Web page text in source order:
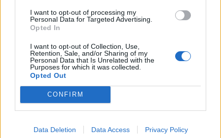
I want to opt-out of processing my
Personal Data for Targeted Advertising.
Opted In
I want to opt-out of Collection, Use,
Retention, Sale, and/or Sharing of my
Personal Data that Is Unrelated with the
Purposes for which it was collected.
Opted Out
CONFIRM
Data Deletion Data Access Privacy Policy
ΤΕΛΕΥΤΑΙΕΣ ΕΙΔΗΣΕΙΣ